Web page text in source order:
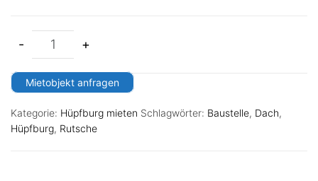
- +
Mietobjekt anfragen
Kategorie: Hüpfburg mieten Schlagwörter: Baustelle, Dach,
Hüpfburg, Rutsche